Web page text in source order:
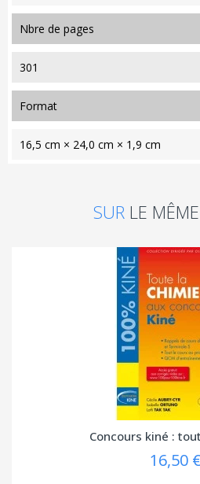
nbre de pages
301
format
16,5 cm × 24,0 cm × 1,9 cm
SUR LE
Concours kiné :
16,50 €